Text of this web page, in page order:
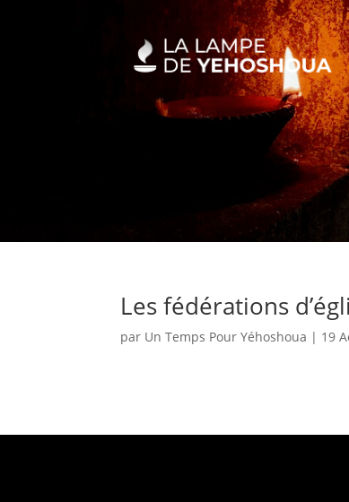
Les fédérations
par Un Temps Pour Yéhoshoua | 19